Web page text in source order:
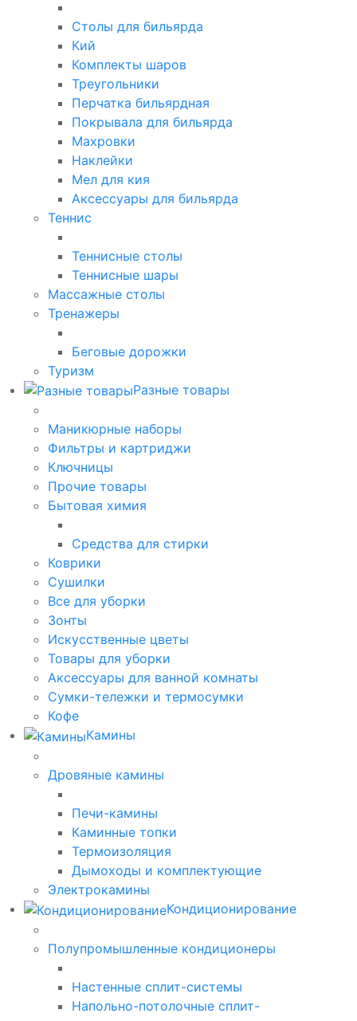
Столы для бильярда
Кий
Комплекты шаров
Треугольники
Перчатка бильярдная
Покрывала для бильярда
Махровки
Наклейки
Мел для кия
Аксессуары для бильярда
Теннис
Теннисные столы
Теннисные шары
Массажные столы
Тренажеры
Беговые дорожки
Туризм
Разные товары
Маникюрные наборы
Фильтры и картриджи
Ключницы
Прочие товары
Бытовая химия
Средства для стирки
Коврики
Сушилки
Все для уборки
Зонты
Искусственные цветы
Товары для уборки
Аксессуары для ванной комнаты
Сумки-тележки и термосумки
Кофе
Камины
Дровяные камины
Печи-камины
Каминные топки
Термоизоляция
Дымоходы и комплектующие
Электрокамины
Кондиционирование
Полупромышленные кондиционеры
Настенные сплит-системы
Напольно-потолочные сплит-